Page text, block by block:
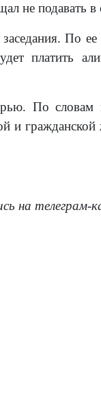
не подавать
По
платить
По
и
на телеграм-